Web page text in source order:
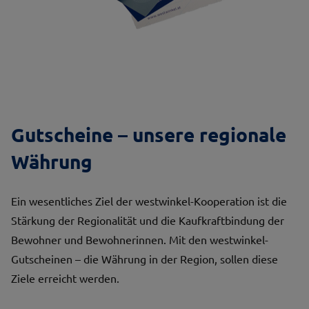
Gutscheine – unsere regionale
Währung
Ein wesentliches Ziel der westwinkel-Kooperation ist die
Stärkung der Regionalität und die Kaufkraftbindung der
Bewohner und Bewohnerinnen. Mit den westwinkel-
Gutscheinen – die Währung in der Region, sollen diese
Ziele erreicht werden.